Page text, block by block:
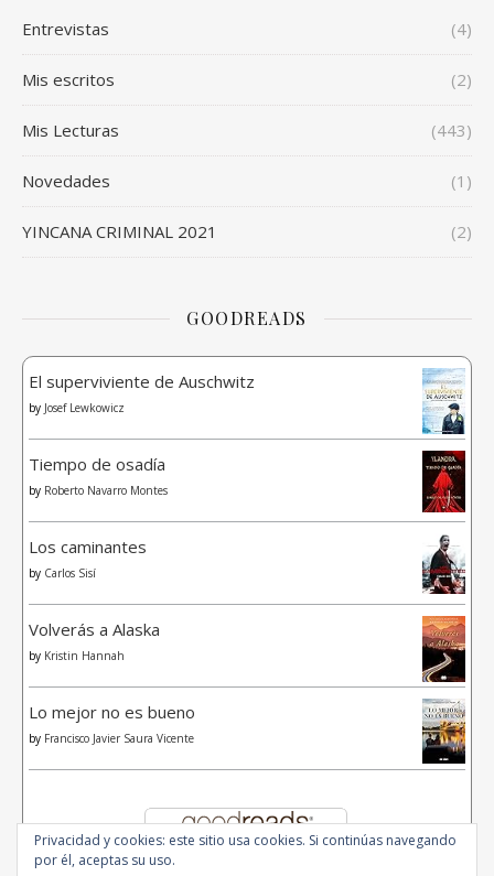
Entrevistas (4)
Mis escritos (2)
Mis Lecturas (443)
Novedades (1)
YINCANA CRIMINAL 2021 (2)
GOODREADS
El superviviente de Auschwitz
by Josef Lewkowicz
Tiempo de osadía
by Roberto Navarro Montes
Los caminantes
by Carlos Sisí
Volverás a Alaska
by Kristin Hannah
Lo mejor no es bueno
by Francisco Javier Saura Vicente
Privacidad y cookies: este sitio usa cookies. Si continúas navegando
por él, aceptas su uso.